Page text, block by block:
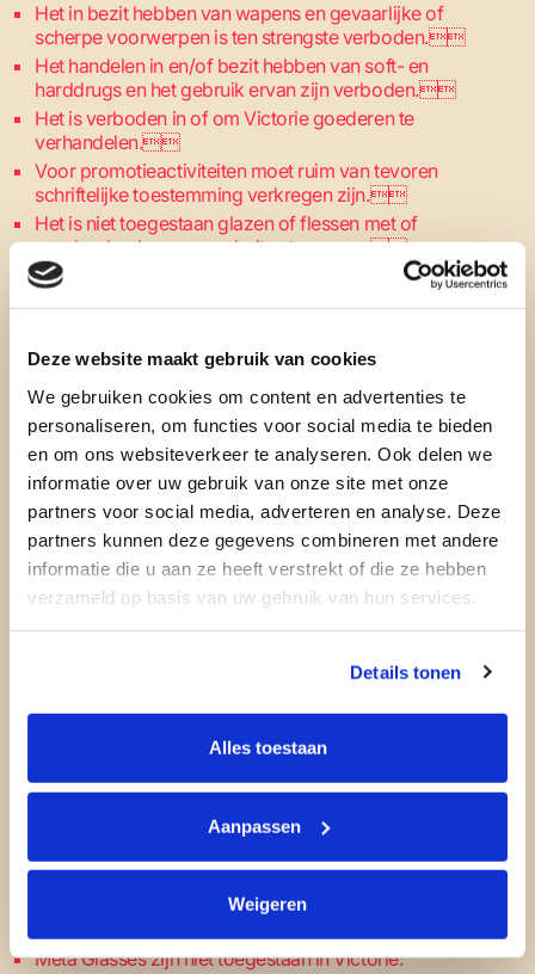
Deze website maakt gebruik van cookies
We gebruiken cookies om content en advertenties te
personaliseren, om functies voor social media te bieden
en om ons websiteverkeer te analyseren. Ook delen we
informatie over uw gebruik van onze site met onze
partners voor social media, adverteren en analyse. Deze
partners kunnen deze gegevens combineren met andere
informatie die u aan ze heeft verstrekt of die ze hebben
verzameld op basis van uw gebruik van hun services.
Details tonen
Alles toestaan
Aanpassen
Weigeren
Het in bezit hebben van wapens en gevaarlijke of
scherpe voorwerpen is ten strengste verboden.
Het handelen in en/of bezit hebben van soft- en
harddrugs en het gebruik ervan zijn verboden.
Het is verboden in of om Victorie goederen te
verhandelen.
Voor promotieactiviteiten moet ruim van tevoren
schriftelijke toestemming verkregen zijn.
Het is niet toegestaan glazen of flessen met of
zonder drank mee naar buiten te nemen.
Agressie of hinderlijk gedrag wordt niet getolereerd.
worden niet getolereerd.
Ongewenste intimiteiten worden niet
getolereerd.
Personen die onder invloed zijn van drank of drugs
wordt de toegang geweigerd.
Het is verboden dieren mee naar binnen te
nemen.
Bij overtredingen en misdrijven wordt de politie
ingeschakeld. Wanneer je klachten hebt, van welke
aard ook, kun je die schriftelijk bij de directie van
Victorie melden. Klachten dienen binnen 5
werkdagen na het moment van ontstaan te worden
dagen ontvang je een schriftelijke reactie.
legitimatieplicht van kracht.
Etenswaren, drank, blik, glazen en bekers
(Semi-)professionele foto-, film- en
worden genomen, tenzij schriftelijke toestemming is
Meta Glasses zijn niet toegestaan in Victorie.